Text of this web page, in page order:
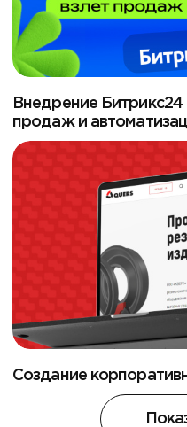
Внедрение
продаж и
Создание